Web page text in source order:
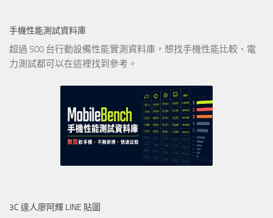
手機性能測試資料庫
超過 500 台行動設備性能實測資料庫，想找手機性能比較、電
力測試都可以在這裡找到參考。
3C 達人廖阿輝 LINE 貼圖